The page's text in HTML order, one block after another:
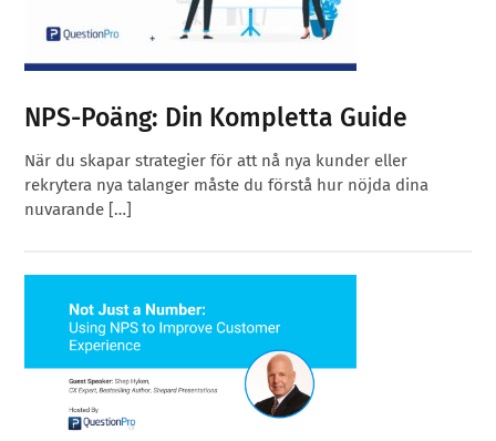
NPS-Poäng: Din Kompletta Guide
När du skapar strategier för att nå nya kunder eller
rekrytera nya talanger måste du förstå hur nöjda dina
nuvarande […]